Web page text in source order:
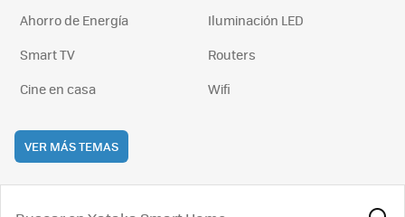
Ahorro de Energía
Iluminación LED
Smart TV
Routers
Cine en casa
Wifi
VER MÁS TEMAS